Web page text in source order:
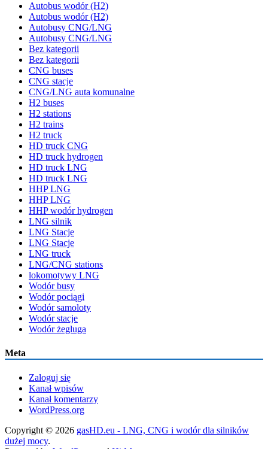
Autobus wodór (H2)
Autobus wodór (H2)
Autobusy CNG/LNG
Autobusy CNG/LNG
Bez kategorii
Bez kategorii
CNG buses
CNG stacje
CNG/LNG auta komunalne
H2 buses
H2 stations
H2 trains
H2 truck
HD truck CNG
HD truck hydrogen
HD truck LNG
HD truck LNG
HHP LNG
HHP LNG
HHP wodór hydrogen
LNG silnik
LNG Stacje
LNG Stacje
LNG truck
LNG/CNG stations
lokomotywy LNG
Wodór busy
Wodór pociągi
Wodór samoloty
Wodór stacje
Wodór żegluga
Meta
Zaloguj się
Kanał wpisów
Kanał komentarzy
WordPress.org
Copyright © 2026 gasHD.eu - LNG, CNG i wodór dla silników
dużej mocy.